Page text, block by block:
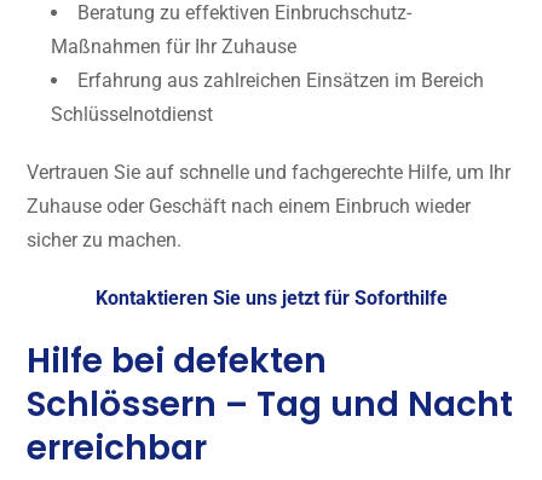
Beratung zu effektiven Einbruchschutz-
Maßnahmen für Ihr Zuhause
Erfahrung aus zahlreichen Einsätzen im Bereich
Schlüsselnotdienst
Vertrauen Sie auf schnelle und fachgerechte Hilfe, um Ihr
Zuhause oder Geschäft nach einem Einbruch wieder
sicher zu machen.
Kontaktieren Sie uns jetzt für Soforthilfe
Hilfe bei defekten
Schlössern – Tag und Nacht
erreichbar